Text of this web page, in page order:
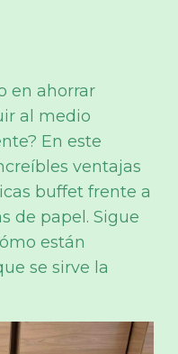
en ahorrar
al medio
En este
ventajas
buffet frente a
de papel. Sigue
están
se sirve la